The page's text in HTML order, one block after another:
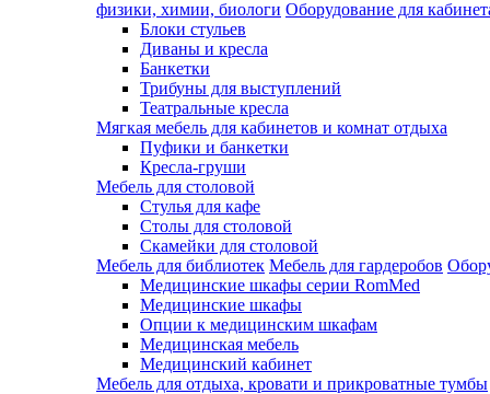
физики, химии, биологи Оборудование для
Блоки стульев
Диваны и кресла
Банкетки
Трибуны для выступлений
Театральные кресла
Мягкая мебель для кабинетов и комнат отдыха
Пуфики и банкетки
Кресла-груши
Мебель для столовой
Cтулья для кафе
Cтолы для столовой
Скамейки для столовой
Мебель для библиотек Мебель для гардеробов
Медицинские шкафы серии RomMed
Медицинские шкафы
Опции к медицинским шкафам
Медицинская мебель
Медицинский кабинет
Мебель для отдыха, кровати и прикроватные тумбы